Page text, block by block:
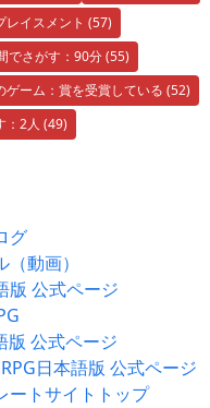
レイスメント (57)
でさがす：90分(55)
ゲーム：賞を受賞している (52)
：2人 (49)
グ
動画）
版 公式ページ
版 公式ページ
日本語版 公式ページ
トサイトトップ